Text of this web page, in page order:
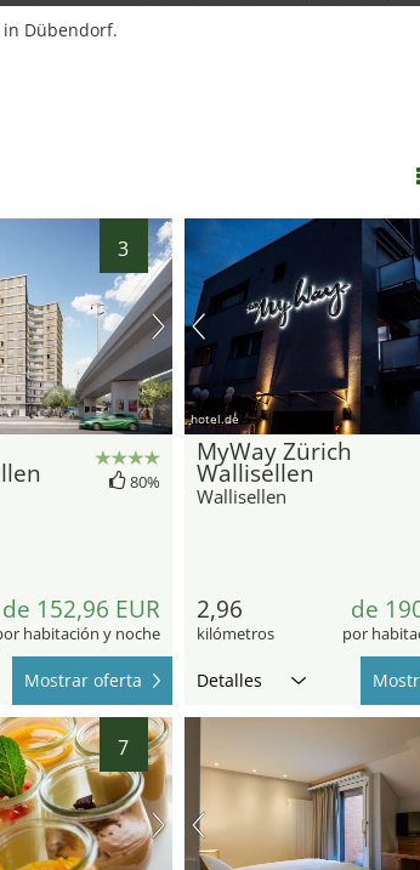
in Dübendorf.
3
80%
de 152,96 EUR
habitación y noche
Mostrar oferta
hotel.de
MyWay Zürich
Wallisellen
Wallisellen
2,96
kilómetros
de
por
Detalles
7